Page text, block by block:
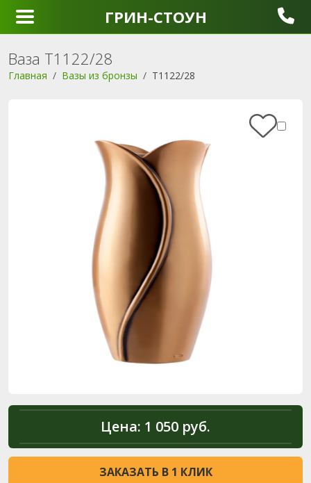
ГРИН-СТОУН
Ваза T1122/28
Главная Вазы из бронзы T1122/28
Цена: 1 050 руб.
ЗАКАЗАТЬ В 1 КЛИК